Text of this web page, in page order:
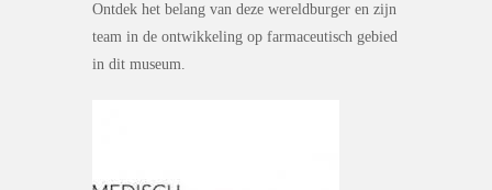
Ontdek het belang van deze wereldburger en zijn
team in de ontwikkeling op farmaceutisch gebied
in dit museum.